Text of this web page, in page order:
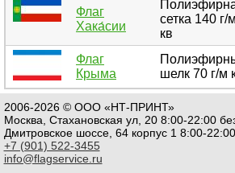
Флаг
Хака́сии
сетка 140 г/м
кв
Флаг
Крыма
шелк 70 г/м
2006-2026 © ООО «НТ-ПРИНТ»
Москва, Стахановская ул, 20 8:00-22:00
Дмитровское шоссе, 64 корпус 1 8:00-
+7 (901) 522-3455
info@flagservice.ru